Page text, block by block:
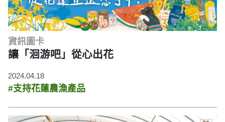
資訊圖卡
讓「洄游吧」從心出花
2024.04.18
#支持花蓮農漁產品